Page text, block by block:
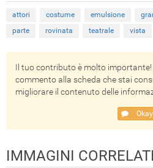
attori costume emulsione
parte
rovinata teatrale vista
Il tuo contributo è molto importante!
commento alla scheda che stai
migliorare il contenuto delle
Okay
IMMAGINI